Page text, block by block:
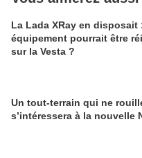
La Lada XRay en disposait
équipement pourrait être
sur la Vesta ?
Un tout-terrain qui ne
s’intéressera à la nouvelle